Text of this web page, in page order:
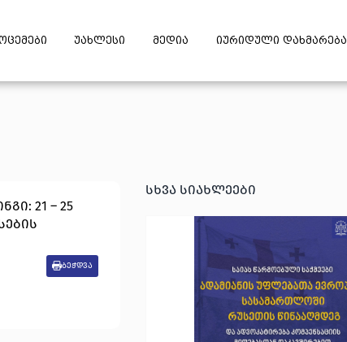
უახლესი მედია იურიდული დახმარება
21 – 25
ბეჭდვა
სხვა სიახლეები